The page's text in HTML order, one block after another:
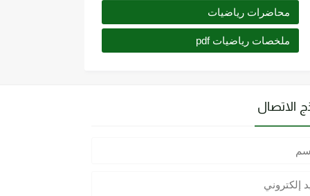
محاضرات رياضيات
ملخصات رياضيات pdf
الاتصال